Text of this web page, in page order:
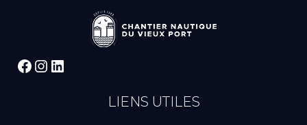
Facebook
Instagram
LinkedIn
LIENS UTILES